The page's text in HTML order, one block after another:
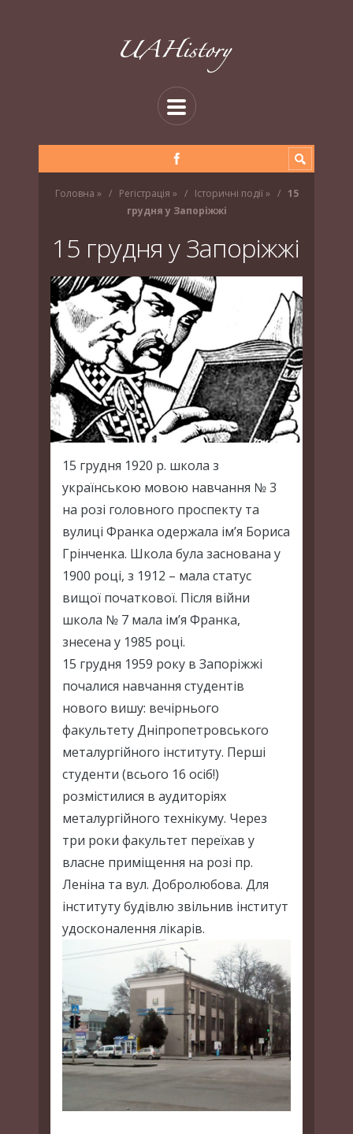
Головна » Регістрація » Історичні події»
15
грудня у Запоріжжі
15 грудня у Запоріжжі
15 грудня 1920 р. школа з
українською мовою навчання № 3
на розі головного проспекту та
вулиці Франка одержала ім’я Бориса
Грінченка. Школа була заснована у
1900 році, з 1912 – мала статус
вищої початкової. Після війни
школа № 7 мала ім’я Франка,
знесена у 1985 році.
15 грудня 1959 року в Запоріжжі
почалися навчання студентів
нового вишу: вечірнього
факультету Дніпропетровського
металургійного інституту. Перші
студенти (всього 16 осіб!)
розмістилися в аудиторіях
металургійного технікуму. Через
три роки факультет переїхав у
власне приміщення на розі пр.
Леніна та вул. Добролюбова. Для
інституту будівлю звільнив інститут
удосконалення лікарів.